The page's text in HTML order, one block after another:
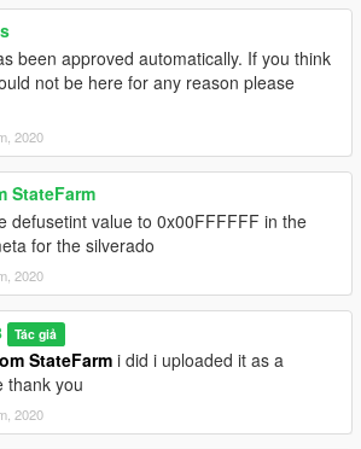
been approved automatically. If you think
not be here for any reason please
2020
StateFarm
defusetint value to 0x00FFFFFF in the
for the silverado
2020
Tác giả
StateFarm i did i uploaded it as a
thank you
2020